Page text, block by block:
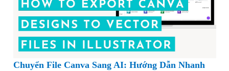
Chuyển File Canva Sang AI: Hướng Dẫn Nhanh